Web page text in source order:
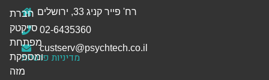
רח' פייר קניג 33, ירושלים
02-6435360
custserv@psychtech.co.il
מדיניות פרטיות
חברת
סייקטק
מפתחת
ומספקת
מזה